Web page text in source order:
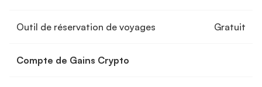
Outil de réservation de voyages Gratuit
Compte de Gains Crypto